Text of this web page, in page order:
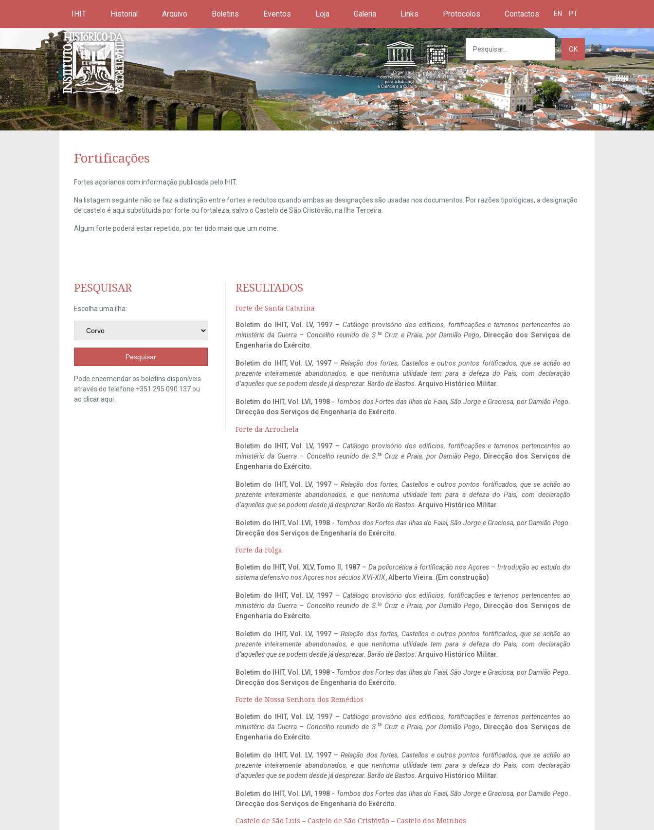
IHIT Historial Arquivo Boletins Eventos Loja Galeria Links Protocolos Contactos EN PT
OK
Fortificações
Fortes açorianos com informação publicada pelo IHIT.
Na listagem seguinte não se faz a distinção entre fortes e redutos quando ambas as designações são usadas nos documentos. Por razões tipológicas, a designação
de castelo é aqui substituída por forte ou fortaleza, salvo o Castelo de São Cristóvão, na Ilha Terceira.
Algum forte poderá estar repetido, por ter tido mais que um nome.
PESQUISAR
Escolha uma ilha:
Pesquisar
Pode encomendar os boletins disponíveis
através do telefone +351 295 090 137 ou
ao clicaraqui
RESULTADOS
Forte de Santa Catarina
Boletim do IHIT, Vol. LV, 1997 – Catálogo provisório dos edificios, fortificações e terrenos pertencentes ao
ministério da Guerra – Concelho reunido de S. ta Cruz e Praia, por Damião Pego, Direcção dos Serviços de
Engenharia do Exército.
Boletim do IHIT, Vol. LV, 1997 –Relação dos fortes, Castellos e outros pontos fortificados, que se achão ao
prezente inteiramente abandonados, e que nenhuma utilidade tem para a defeza do Pais, com declaração
d’aquelles que se podem desde já desprezar. Barão de Bastos. Arquivo Histórico Militar.
Boletim do IHIT, Vol. LVI, 1998 - Tombos dos Fortes das Ilhas do Faial, São Jorge e Graciosa, por Damião Pego.
Direcção dos Serviços de Engenharia do Exército.
Forte da Arrochela
Boletim do IHIT, Vol. LV, 1997 – Catálogo provisório dos edificios, fortificações e terrenos pertencentes ao
ministério da Guerra – Concelho reunido de S. ta Cruz e Praia, por Damião Pego, Direcção dos Serviços de
Engenharia do Exército.
Boletim do IHIT, Vol. LV, 1997 –Relação dos fortes, Castellos e outros pontos fortificados, que se achão ao
prezente inteiramente abandonados, e que nenhuma utilidade tem para a defeza do Pais, com declaração
d’aquelles que se podem desde já desprezar. Barão de Bastos. Arquivo Histórico Militar.
Boletim do IHIT, Vol. LVI, 1998 - Tombos dos Fortes das Ilhas do Faial, São Jorge e Graciosa, por Damião Pego.
Direcção dos Serviços de Engenharia do Exército.
Forte da Folga
Boletim do IHIT, Vol. XLV, Tomo II, 1987 – Da poliorcética à fortificação nos Açores – Introdução ao estudo do
sistema defensivo nos Açores nos séculos XVI-XIX, Alberto Vieira. (Em construção)
Boletim do IHIT, Vol. LV, 1997 – Catálogo provisório dos edificios, fortificações e terrenos pertencentes ao
ministério da Guerra – Concelho reunido de S. ta Cruz e Praia, por Damião Pego, Direcção dos Serviços de
Engenharia do Exército.
Boletim do IHIT, Vol. LV, 1997 –Relação dos fortes, Castellos e outros pontos fortificados, que se achão ao
prezente inteiramente abandonados, e que nenhuma utilidade tem para a defeza do Pais, com declaração
d’aquelles que se podem desde já desprezar. Barão de Bastos. Arquivo Histórico Militar.
Boletim do IHIT, Vol. LVI, 1998 - Tombos dos Fortes das Ilhas do Faial, São Jorge e Graciosa, por Damião Pego.
Direcção dos Serviços de Engenharia do Exército.
Forte de Nossa Senhora dos Remédios
Boletim do IHIT, Vol. LV, 1997 – Catálogo provisório dos edificios, fortificações e terrenos pertencentes ao
ministério da Guerra – Concelho reunido de S. ta Cruz e Praia, por Damião Pego, Direcção dos Serviços de
Engenharia do Exército.
Boletim do IHIT, Vol. LV, 1997 –Relação dos fortes, Castellos e outros pontos fortificados, que se achão ao
prezente inteiramente abandonados, e que nenhuma utilidade tem para a defeza do Pais, com declaração
d’aquelles que se podem desde já desprezar. Barão de Bastos. Arquivo Histórico Militar.
Boletim do IHIT, Vol. LVI, 1998 - Tombos dos Fortes das Ilhas do Faial, São Jorge e Graciosa, por Damião Pego.
Direcção dos Serviços de Engenharia do Exército.
Castelo de São Luís – Castelo de São Cristóvão – Castelo dos Moinhos